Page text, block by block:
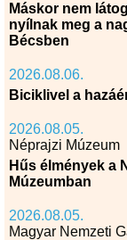
Máskor nem
nyílnak meg a
Bécsben
2026.08.06.
Biciklivel a
2026.08.05.
Néprajzi Múzeum
Hűs élmények a
Múzeumban
2026.08.05.
Magyar Nemzeti